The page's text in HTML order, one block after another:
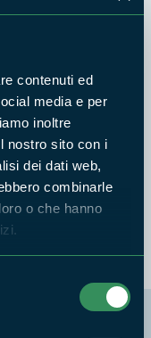
contenuti ed
media e per
inoltre
nostro sito con i
dei dati web,
combinarle
o che hanno
E LAGO DI FONDI
Fagesos